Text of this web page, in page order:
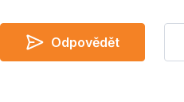
Odpovědět